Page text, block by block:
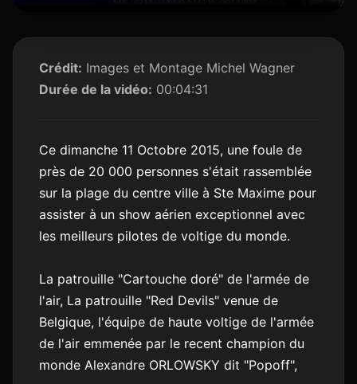
Crédit: Images et Montage Michel Wagner
Durée de la vidéo: 00:04:31
Ce dimanche 11 Octobre 2015, une foule de
près de 20 000 personnes s'était rassemblée
sur la plage du centre ville à Ste Maxime pour
assister à un show aérien exceptionnel avec
les meilleurs pilotes de voltige du monde.
La patrouille "Cartouche doré" de l'armée de
l'air, La patrouille "Red Devils" venue de
Belgique, l'équipe de haute voltige de l'armée
de l'air emmenée par le recent champion du
monde Alexandre ORLOWSKY dit "Popoff",